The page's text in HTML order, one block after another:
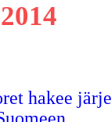
2014
hakee